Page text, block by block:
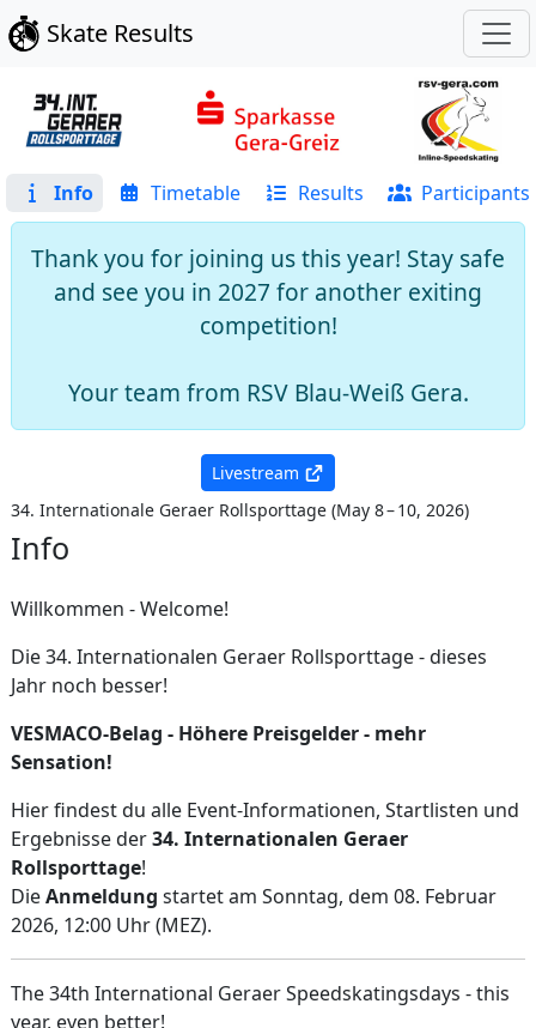
Skate Results
Info Timetable Results Participants
Thank you for joining us this year! Stay safe
and see you in 2027 for another exiting
competition!
Your team from RSV Blau-Weiß Gera.
Livestream
34. Internationale Geraer Rollsporttage (May 8 – 10, 2026)
Info
Willkommen - Welcome!
Die 34. Internationalen Geraer Rollsporttage - dieses
Jahr noch besser!
VESMACO-Belag - Höhere Preisgelder - mehr
Sensation!
Hier findest du alle Event-Informationen, Startlisten und
Ergebnisse der34. Internationalen Geraer
Rollsporttage!
DieAnmeldung startet am Sonntag, dem 08. Februar
2026, 12:00 Uhr (MEZ).
The 34th International Geraer Speedskatingsdays - this
year, even better!